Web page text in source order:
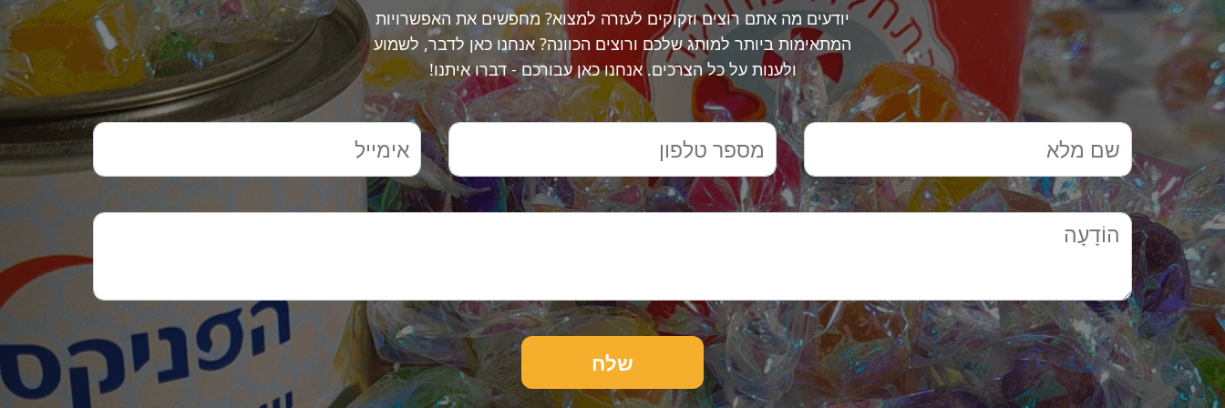
יודעים מה אתם רוצים וזקוקים לעזרה למצוא? מחפשים את האפשרויות
המתאימות ביותר למותג שלכם ורוצים הכוונה? אנחנו כאן לדבר, לשמוע
ולענות על כל הצרכים. אנחנו כאן עבורכם - דברו איתנו!